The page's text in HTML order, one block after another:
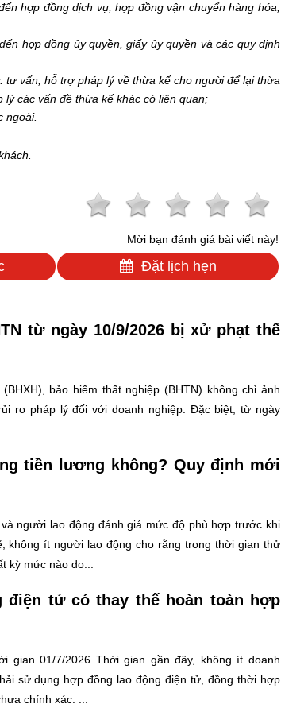
hợp đồng dịch vụ, hợp đồng vận chuyển hàng hóa,
hợp đồng ủy quyền, giấy ủy quyền và các quy định
vấn, hỗ trợ pháp lý về thừa kế cho người để lại thừa
các vấn đề thừa kế khác có liên quan;
ngoài.
Mời bạn đánh giá bài viết này!
Đặt lịch hẹn
từ ngày 10/9/2026 bị xử phạt thế
bảo hiểm thất nghiệp (BHTN) không chỉ ảnh
ro pháp lý đối với doanh nghiệp. Đặc biệt, từ ngày
tiền lương không? Quy định mới
người lao động đánh giá mức độ phù hợp trước khi
không ít người lao động cho rằng trong thời gian thử
kỳ mức nào do...
điện tử có thay thế hoàn toàn hợp
gian 01/7/2026 Thời gian gần đây, không ít doanh
sử dụng hợp đồng lao động điện tử, đồng thời hợp
chính xác. ...